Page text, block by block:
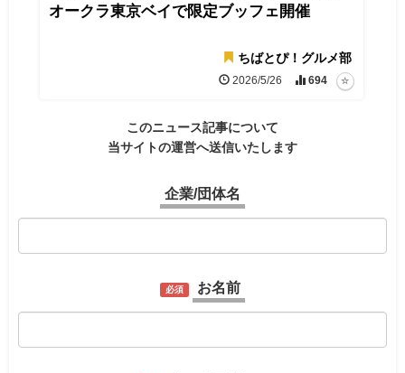
オークラ東京ベイで限定ブッフェ開催
ちばとぴ！グルメ部
2026/5/26 694
このニュース記事について
当サイトの運営へ送信いたします
企業/団体名
必須 お名前